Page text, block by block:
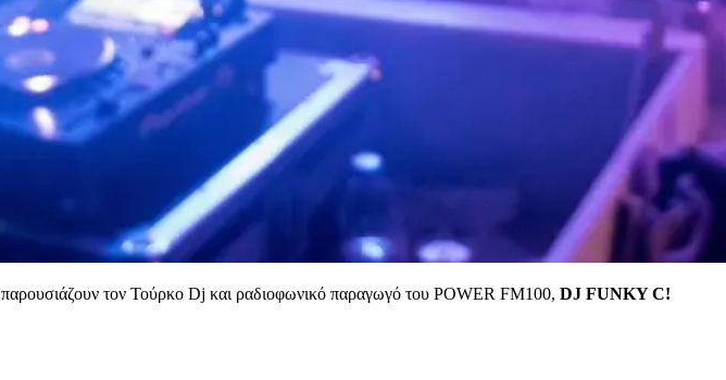
παρουσιάζουν τον Τούρκο Dj και ραδιοφωνικό παραγωγό του POWER FM100, DJ FUNKY C!